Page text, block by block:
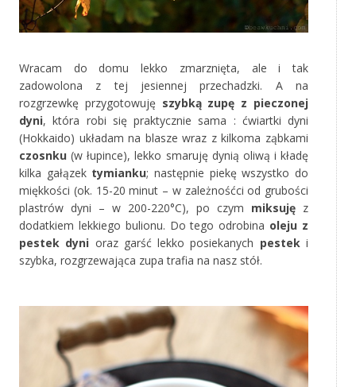
Wracam do domu lekko zmarznięta, ale i tak
zadowolona z tej jesiennej przechadzki. A na
rozgrzewkę przygotowuję szybką zupę z pieczonej
dyni, która robi się praktycznie sama : ćwiartki dyni
(Hokkaido) układam na blasze wraz z kilkoma ząbkami
czosnku (w łupince), lekko smaruję dynią oliwą i kładę
kilka gałązektymianku; następnie piekę wszystko do
miękkości (ok. 15-20 minut – w zależnośćci od grubości
plastrów dyni – w 200-220°C), po czym miksuję z
dodatkiem lekkiego bulionu. Do tego odrobina oleju z
pestek dyni oraz garść lekko posiekanych pesteki
szybka, rozgrzewająca zupa trafia na nasz stół.